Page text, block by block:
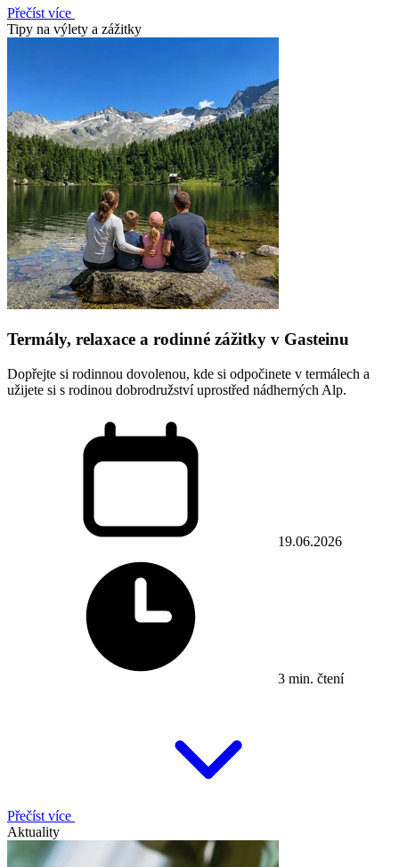
Přečíst více
Tipy na výlety a zážitky
Termály, relaxace a rodinné zážitky v Gasteinu
Dopřejte si rodinnou dovolenou, kde si odpočinete v termálech a
užijete si s rodinou dobrodružství uprostřed nádherných Alp.
19.06.2026
3 min. čtení
Přečíst více
Aktuality